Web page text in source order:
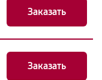
Заказать
Заказать